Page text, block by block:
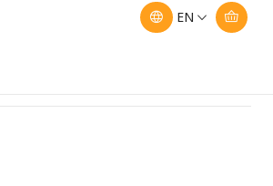
EN